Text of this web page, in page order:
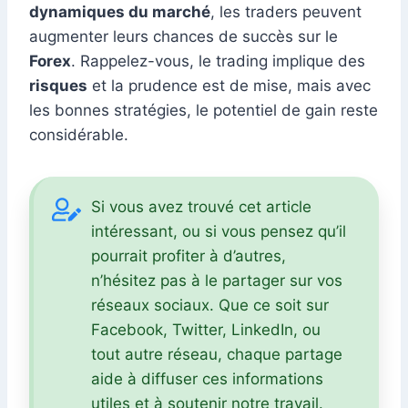
dynamiques du marché, les traders peuvent
augmenter leurs chances de succès sur le
Forex. Rappelez-vous, le trading implique des
risques et la prudence est de mise, mais avec
les bonnes stratégies, le potentiel de gain reste
considérable.
Si vous avez trouvé cet article
intéressant, ou si vous pensez qu’il
pourrait profiter à d’autres,
n’hésitez pas à le partager sur vos
réseaux sociaux. Que ce soit sur
Facebook, Twitter, LinkedIn, ou
tout autre réseau, chaque partage
aide à diffuser ces informations
utiles et à soutenir notre travail.